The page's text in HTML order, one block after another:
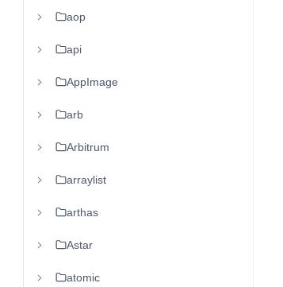
aop
api
AppImage
arb
Arbitrum
arraylist
arthas
Astar
atomic